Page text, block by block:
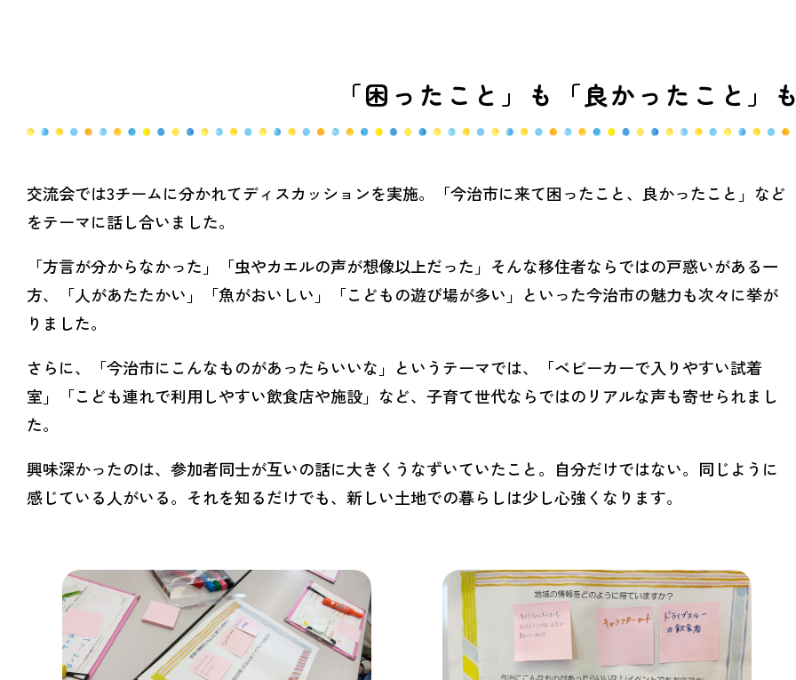
「困ったこと」も「良かったこと」
交流会では3チームに分かれてディスカッションを実施。「今治市に来て困ったこと、良かったこと」など
をテーマに話し合いました。
「方言が分からなかった」「虫やカエルの声が想像以上だった」そんな移住者ならではの戸惑いがある一
方、「人があたたかい」「魚がおいしい」「こどもの遊び場が多い」といった今治市の魅力も次々に挙が
りました。
さらに、「今治市にこんなものがあったらいいな」というテーマでは、「ベビーカーで入りやすい試着
室」「こども連れで利用しやすい飲食店や施設」など、子育て世代ならではのリアルな声も寄せられまし
た。
興味深かったのは、参加者同士が互いの話に大きくうなずいていたこと。自分だけではない。同じように
感じている人がいる。それを知るだけでも、新しい土地での暮らしは少し心強くなります。